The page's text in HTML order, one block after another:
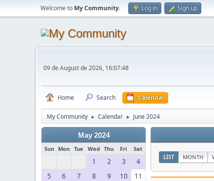
Welcome to My Community. Log in Sign up
09 de August de 2026, 16:07:48
Home Search Calendar
My Community ► Calendar ► June 2024
May 2024
Sun Mon Tue Wed Thu Fri Sat
1 2 3
4
5
6 7 8 9 10
11
LIST MONTH